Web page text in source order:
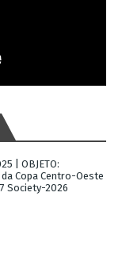
| OBJETO:
Copa Centro-Oeste
Society-2026